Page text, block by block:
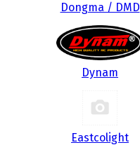
Dongma / DMD
Dynam
Eastcolight